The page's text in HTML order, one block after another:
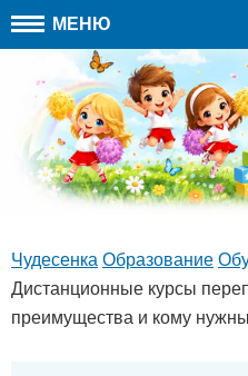
МЕНЮ
Чудесенка Образование
Дистанционные курсы
преимущества и кому нужны